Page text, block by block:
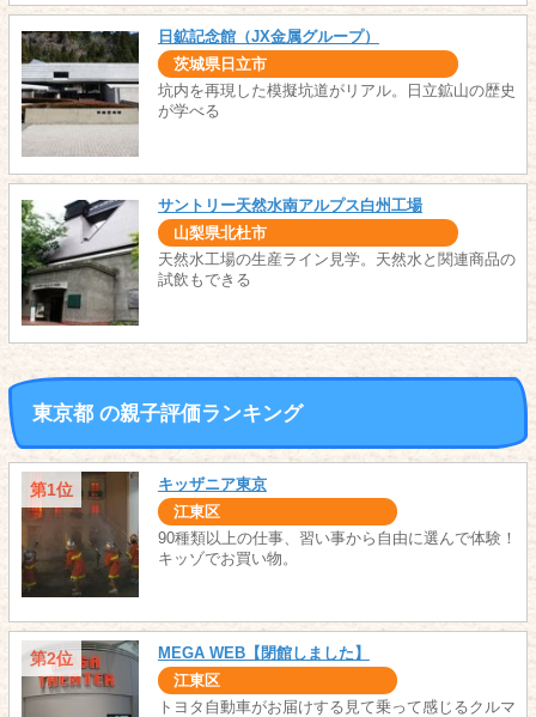
日鉱記念館（JX金属グループ）
茨城県日立市
坑内を再現した模擬坑道がリアル。日立鉱山の歴史
が学べる
サントリー天然水南アルプス白州工場
山梨県北杜市
天然水工場の生産ライン見学。天然水と関連商品の
試飲もできる
東京都 の親子評価ランキング
第1位 キッザニア東京
江東区
90種類以上の仕事、習い事から自由に選んで体験！
キッゾでお買い物。
第2位 MEGA WEB【閉館しました】
江東区
トヨタ自動車がお届けする見て乗って感じるクルマ